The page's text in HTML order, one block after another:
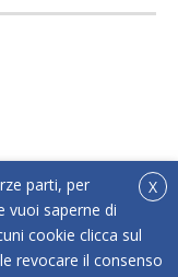
liquido adatto
X
parti, per
vuoi saperne di
cookie clicca sul
revocare il consenso